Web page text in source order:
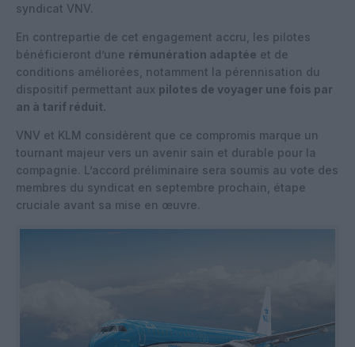
syndicat VNV.
En contrepartie de cet engagement accru, les pilotes
bénéficieront d’une rémunération adaptée et de
conditions améliorées, notamment la pérennisation du
dispositif permettant aux pilotes de voyager une fois par
an à tarif réduit.
VNV et KLM considèrent que ce compromis marque un
tournant majeur vers un avenir sain et durable pour la
compagnie. L’accord préliminaire sera soumis au vote des
membres du syndicat en septembre prochain, étape
cruciale avant sa mise en œuvre.